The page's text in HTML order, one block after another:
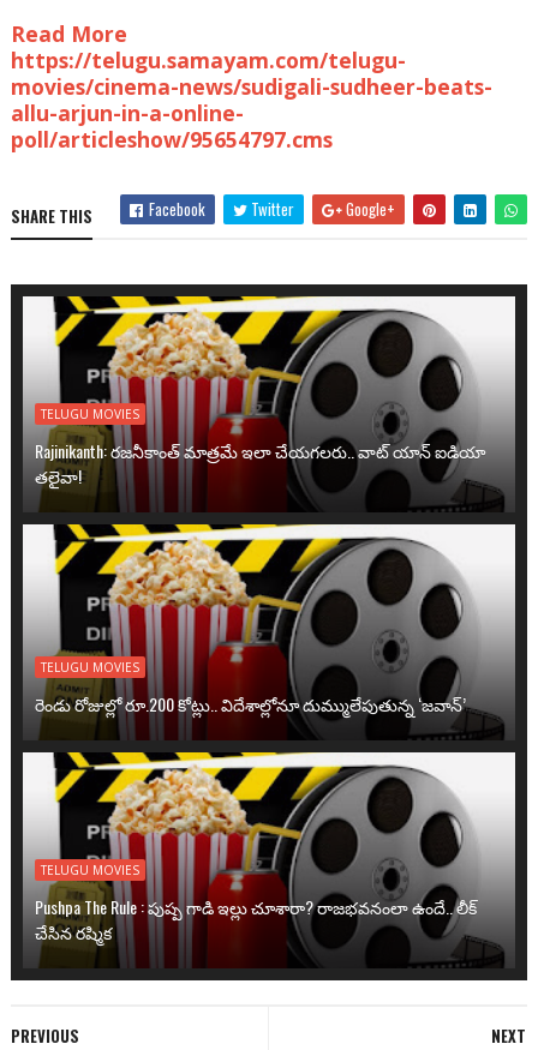
Read More
https://telugu.samayam.com/telugu-
movies/cinema-news/sudigali-sudheer-beats-
allu-arjun-in-a-online-
poll/articleshow/95654797.cms
SHARE THIS Facebook Twitter Google+
TELUGU MOVIES
Rajinikanth: రజనీకాంత్ మాత్రమే ఇలా చేయగలరు.. వాట్ యాన్ ఐడియా
తలైవా!
TELUGU MOVIES
రెండు రోజుల్లో రూ.200 కోట్లు.. విదేశాల్లోనూ దుమ్ములేపుతున్న ‘జవాన్’
TELUGU MOVIES
Pushpa The Rule : పుష్ప గాడి ఇల్లు చూశారా? రాజభవనంలా ఉందే.. లీక్
చేసిన రష్మిక
NEXT
PREVIOUS